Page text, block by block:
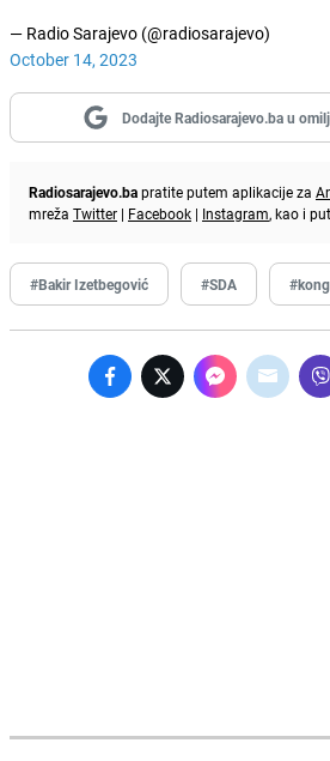
— Radio Sarajevo (@radiosarajevo)
October 14, 2023
Dodajte Radiosarajevo.ba u
Radiosarajevo.bapratite putem aplikacije za
mreža Twitter | Facebook | Instagram, kao i
#Bakir Izetbegović #SDA